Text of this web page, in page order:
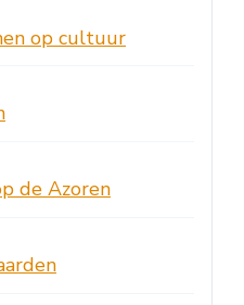
op cultuur
de Azoren